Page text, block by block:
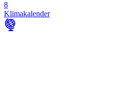
8
Klimakalender